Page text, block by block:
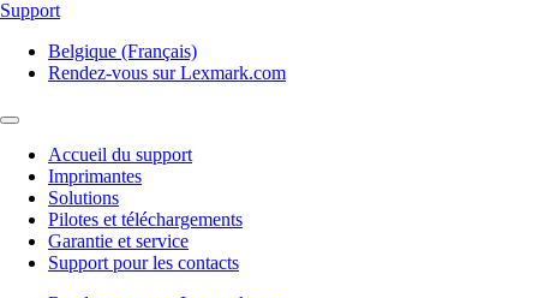
Support
Belgique (Français)
Rendez-vous sur Lexmark.com
Accueil du support
Imprimantes
Solutions
Pilotes et téléchargements
Garantie et service
Support pour les contacts